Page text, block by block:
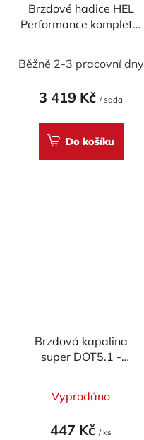
Brzdové hadice HEL
Performance kompletní
hodnocení
produktu
5,0
z
Běžně 2-3 pracovní dny
3 419 Kč / sada
Do košíku
Brzdová kapalina
super DOT5.1 -
Vyprodáno
447 Kč / ks